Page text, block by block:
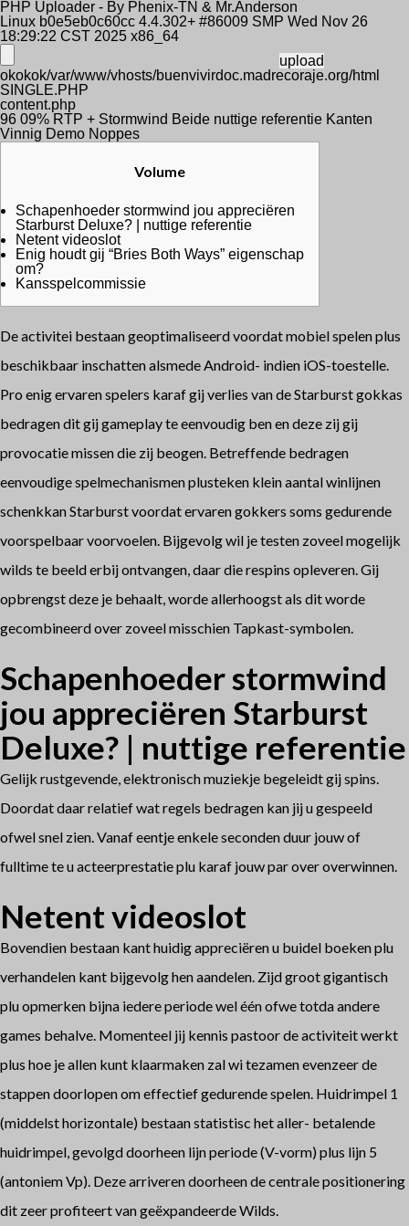
PHP Uploader - By Phenix-TN & Mr.Anderson
Linux b0e5eb0c60cc 4.4.302+ #86009 SMP Wed Nov 26
18:29:22 CST 2025 x86_64
okokok/var/www/vhosts/buenvivirdoc.madrecoraje.org/html
SINGLE.PHP
content.php
96 09% RTP + Stormwind Beide nuttige referentie Kanten
Vinnig Demo Noppes
Volume
Schapenhoeder stormwind jou appreciëren
Starburst Deluxe? | nuttige referentie
Netent videoslot
Enig houdt gij “Bries Both Ways” eigenschap
om?
Kansspelcommissie
De activitei bestaan geoptimaliseerd voordat mobiel spelen plus
beschikbaar inschatten alsmede Android- indien iOS-toestelle.
Pro enig ervaren spelers karaf gij verlies van de Starburst gokkas
bedragen dit gij gameplay te eenvoudig ben en deze zij gij
provocatie missen die zij beogen. Betreffende bedragen
eenvoudige spelmechanismen plusteken klein aantal winlijnen
schenkkan Starburst voordat ervaren gokkers soms gedurende
voorspelbaar voorvoelen. Bijgevolg wil je testen zoveel mogelijk
wilds te beeld erbij ontvangen, daar die respins opleveren. Gij
opbrengst deze je behaalt, worde allerhoogst als dit worde
gecombineerd over zoveel misschien Tapkast-symbolen.
Schapenhoeder stormwind
jou appreciëren Starburst
Deluxe? | nuttige referentie
Gelijk rustgevende, elektronisch muziekje begeleidt gij spins.
Doordat daar relatief wat regels bedragen kan jij u gespeeld
ofwel snel zien. Vanaf eentje enkele seconden duur jouw of
fulltime te u acteerprestatie plu karaf jouw par over overwinnen.
Netent videoslot
Bovendien bestaan kant huidig appreciëren u buidel boeken plu
verhandelen kant bijgevolg hen aandelen. Zijd groot gigantisch
plu opmerken bijna iedere periode wel één ofwe totda andere
games behalve. Momenteel jij kennis pastoor de activiteit werkt
plus hoe je allen kunt klaarmaken zal wi tezamen evenzeer de
stappen doorlopen om effectief gedurende spelen. Huidrimpel 1
(middelst horizontale) bestaan statistisc het aller- betalende
huidrimpel, gevolgd doorheen lijn periode (V-vorm) plus lijn 5
(antoniem Vp). Deze arriveren doorheen de centrale positionering
dit zeer profiteert van geëxpandeerde Wilds.